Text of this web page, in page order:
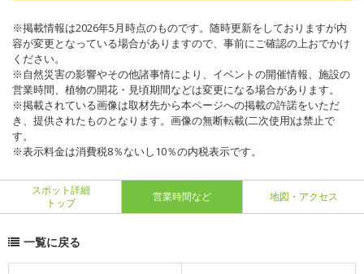
※掲載情報は2026年5月時点のものです。随時更新をしておりますが内
容が変更となっている場合がありますので、事前にご確認の上おでかけ
ください。
※自然災害の影響やその他諸事情により、イベントの開催情報、施設の
営業時間、植物の開花・見頃期間などは変更になる場合があります。
※掲載されている画像は取材先から本ページへの掲載の許諾をいただ
き、提供されたものとなります。画像の無断転載(二次使用)は禁止で
す。
※表示料金は消費税8％ないし10％の内税表示です。
スポット詳細
トップ
営業時間など 地図・アクセス
一覧に戻る